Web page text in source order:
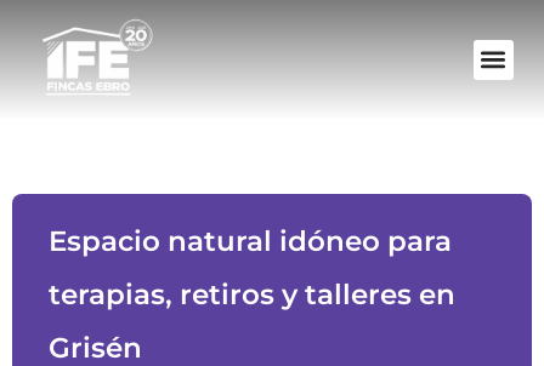
Espacio natural idóneo para
terapias, retiros y talleres en
Grisén